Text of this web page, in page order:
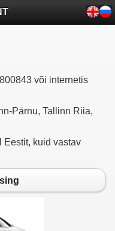
või internetis
Pärnu, Tallinn Riia,
Eestit, kuid vastav